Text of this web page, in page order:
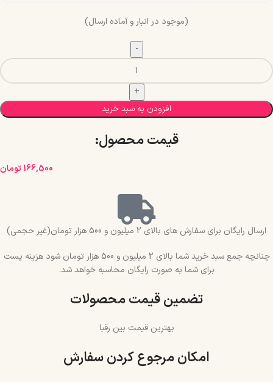
(موجود در انبار و آماده ارسال)
افزودن به سبد خرید
قیمت محصول:​
166,500تومان
ارسال رایگان برای سفارش های بالای 2 میلیون و 500 هزار تومان(غیر حجمی)
چنانچه جمع سبد خرید شما بالای 2 میلیون و 500 هزار تومان شود هزینه پست
برای شما به صورت رایگان محاسبه خواهد شد.
تضمین قیمت محصولات
بهترین قیمت بین رقبا
امکان مرجوع کردن سفارش